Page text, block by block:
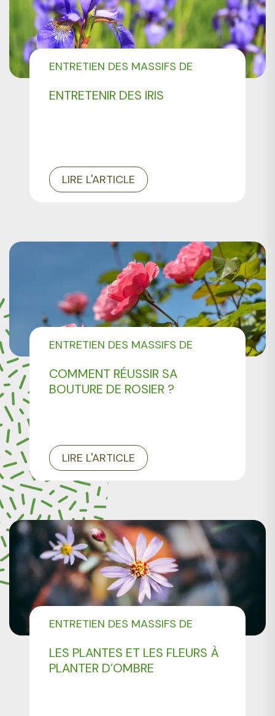
ENTRETENIR DES IRIS
ENTRETIEN DES MASSIFS DE
LIRE L'ARTICLE
COMMENT RÉUSSIR SA
BOUTURE DE ROSIER ?
ENTRETIEN DES MASSIFS DE
LIRE L'ARTICLE
LES PLANTES ET LES FLEURS À
PLANTER D’OMBRE
ENTRETIEN DES MASSIFS DE